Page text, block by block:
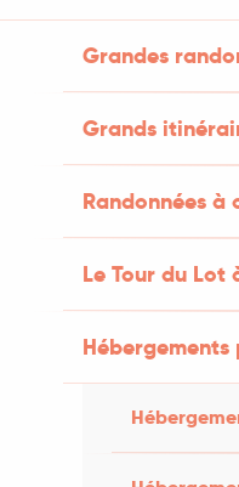
Grandes
Grands
Randonnées
Le Tour du Lot
erreur
DE